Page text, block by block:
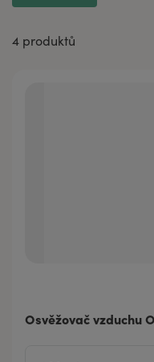
4 produktů
Osvěžovač vzduchu